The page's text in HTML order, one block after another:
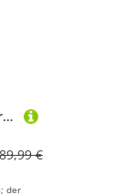
Tecnifibre Squashschläger Carboflex Team 130g/ausgewogen 2025 weiss - besaitet
89,99 €
der